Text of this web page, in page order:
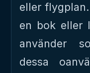
eller
en bok eller
använder
dessa